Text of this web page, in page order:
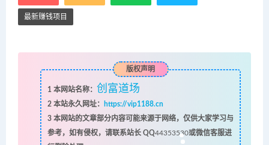
最新赚钱项目
版权声明
1本网站名称： 创富道场
2本站永久网址：
https://vip1188.cn
3本网站的文章部分内容可能来源于网络，仅供大家学习与
参考，如有侵权，请联系站长 QQ44353530或微信客服进